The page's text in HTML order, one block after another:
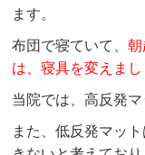
ます。
布団で寝ていて、
は、寝具を変えまし
当院では、高反発
また、低反発マッ